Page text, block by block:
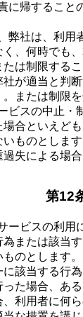
の責に帰するこ
、弊社は、利
、何時でも
たは制限する
が適当と判
または制限を
ービスの中止
場合といえど
いものとしま
失による場
第12
サービスの利
または該当
ものとします
に該当する行
た場合、あ
、利用者に何